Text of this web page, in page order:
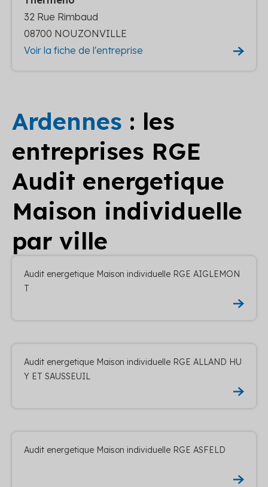
32 Rue Rimbaud
08700 NOUZONVILLE
Voir la fiche de l'entreprise
Ardennes : les
entreprises RGE
Audit energetique
Maison individuelle
par ville
Audit energetique Maison individuelle RGE AIGLEMON
T
Audit energetique Maison individuelle RGE ALLAND HU
Y ET SAUSSEUIL
Audit energetique Maison individuelle RGE ASFELD